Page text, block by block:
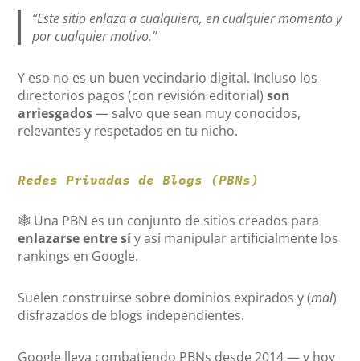
“Este sitio enlaza a cualquiera, en cualquier momento y
por cualquier motivo.”
Y eso no es un buen vecindario digital. Incluso los
directorios pagos (con revisión editorial)son
arriesgados— salvo que sean muy conocidos,
relevantes y respetados en tu nicho.
Redes Privadas de Blogs (PBNs)
🕸 Una PBN es un conjunto de sitios creados para
enlazarse entre síy así manipular artificialmente los
rankings en Google.
Suelen construirse sobre dominios expirados y (mal)
disfrazados de blogs independientes.
Google lleva combatiendo PBNs desde 2014 — y hoy